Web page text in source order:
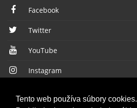
Tento web používa súbory cookies.
Facebook
Twitter
YouTube
Instagram